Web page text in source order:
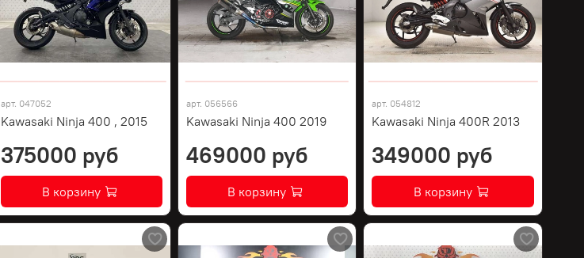
арт. 047052
Kawasaki Ninja 400 , 2015
375000 руб
В корзину
арт. 056566
Kawasaki Ninja 400 2019
469000 руб
В корзину
арт. 054812
Kawasaki Ninja 400R 2013
349000 руб
В корзину